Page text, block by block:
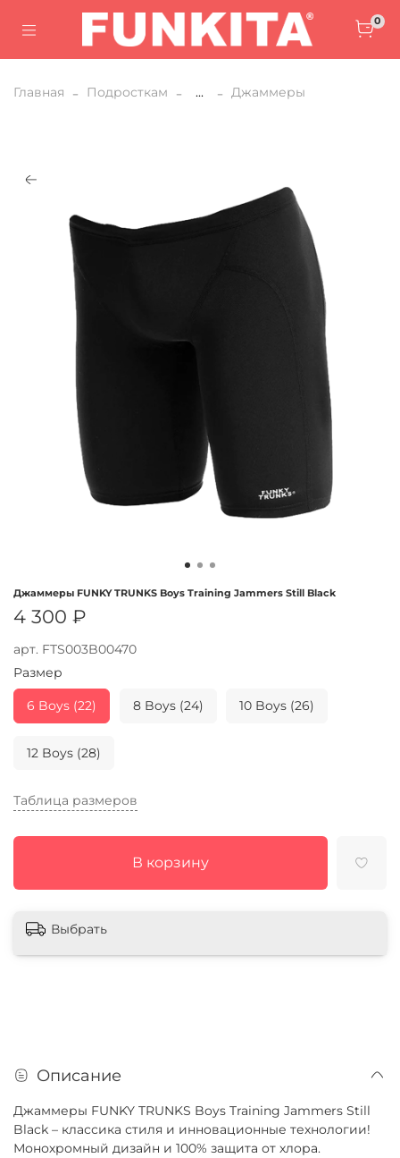
0
Главная Подросткам ... Джаммеры
арт. FTS003B00470
Джаммеры FUNKY TRUNKS Boys Training Jammers Still Black
4 300 ₽
Таблица размеров
В корзину
Размер
6 Boys (22) 8 Boys (24) 10 Boys (26)
12 Boys (28)
Выбрать
Описание
Джаммеры FUNKY TRUNKS Boys Training Jammers Still
Black – классика стиля и инновационные технологии!
Монохромный дизайн и 100% защита от хлора.